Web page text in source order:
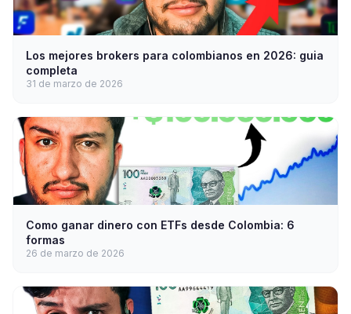
Los mejores brokers para colombianos en 2026: guia
completa
31 de marzo de 2026
Como ganar dinero con ETFs desde Colombia: 6
formas
26 de marzo de 2026